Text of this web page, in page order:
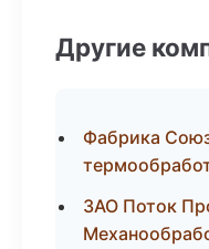
Другие
Фабрика
ЗАО Поток